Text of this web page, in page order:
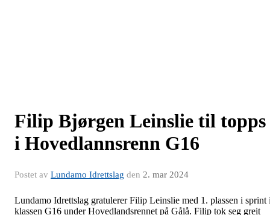
Filip Bjørgen Leinslie til topps
i Hovedlannsrenn G16
Postet av Lundamo Idrettslag den 2. mar 2024
Lundamo Idrettslag gratulerer Filip Leinslie med 1. plassen i sprint
klassen G16 under Hovedlandsrennet på Gålå. Filip tok seg greit